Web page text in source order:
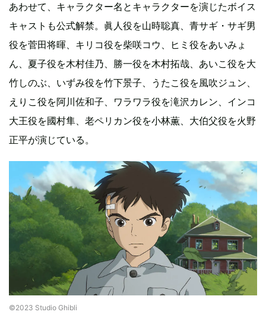
あわせて、キャラクター名とキャラクターを演じたボイス
キャストも公式解禁。眞人役を山時聡真、青サギ・サギ男
役を菅田将暉、キリコ役を柴咲コウ、ヒミ役をあいみょ
ん、夏子役を木村佳乃、勝一役を木村拓哉、あいこ役を大
竹しのぶ、いずみ役を竹下景子、うたこ役を風吹ジュン、
えりこ役を阿川佐和子、ワラワラ役を滝沢カレン、インコ
大王役を國村隼、老ペリカン役を小林薫、大伯父役を火野
正平が演じている。
©2023 Studio Ghibli